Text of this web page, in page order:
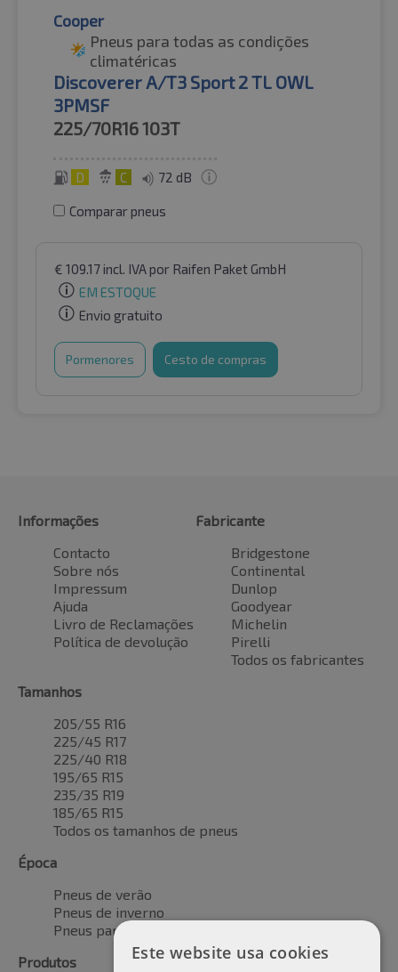
Cooper
Pneus para todas as condições
climatéricas
Discoverer A/T3 Sport 2 TL OWL
3PMSF
225/70R16103T
D C 72 dB
Comparar pneus
€ 109.17incl. IVApor Raifen Paket GmbH
EM ESTOQUE
Envio gratuito
Pormenores Cesto de compras
Informações
Contacto
Sobre nós
Impressum
Ajuda
Livro de Reclamações
Política de devolução
Fabricante
Bridgestone
Continental
Dunlop
Goodyear
Michelin
Pirelli
Todos os fabricantes
Tamanhos
205/55 R16
225/45 R17
225/40 R18
195/65 R15
235/35 R19
185/65 R15
Todos os tamanhos de pneus
Época
Pneus de verão
Pneus de inverno
Pneus para todas as estações
Produtos
Este website usa cookies